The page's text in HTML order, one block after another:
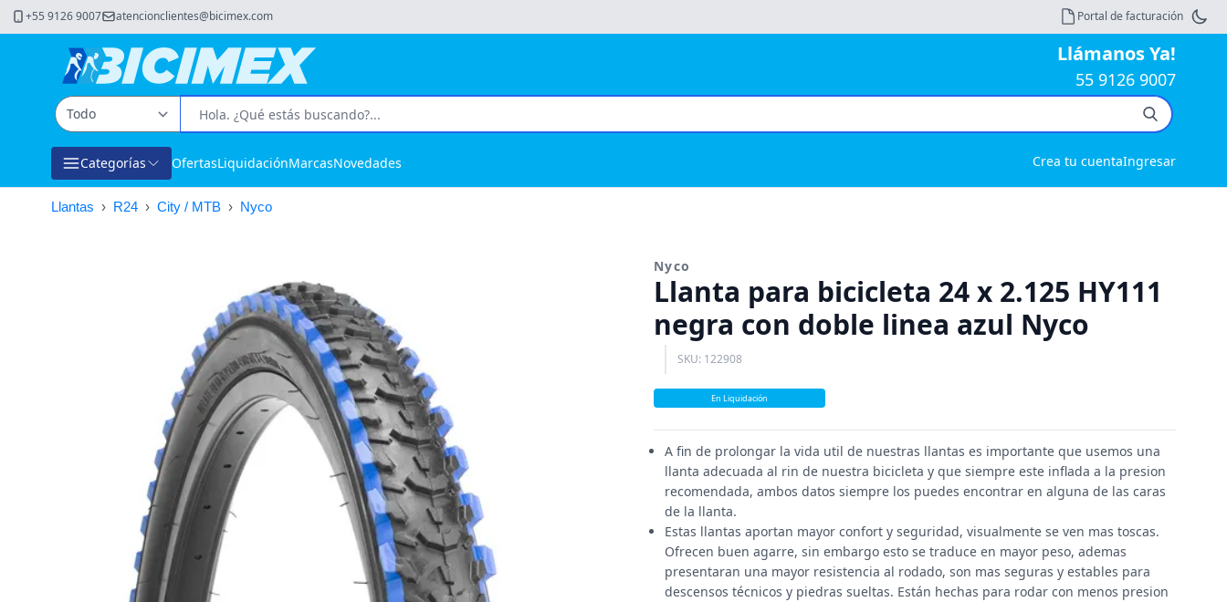
+55 9126 9007 atencionclientes@bicimex.com Portal de facturación
Llámanos Ya!
55 9126 9007
Categorías OfertasLiquidaciónMarcasNovedades Crea tu cuentaIngresar
Llantas › R24 › City / MTB › Nyco
Nyco
Llanta para bicicleta 24 x 2.125 HY111
negra con doble linea azul Nyco
SKU: 122908
En Liquidación
A fin de prolongar la vida util de nuestras llantas es importante que usemos una
llanta adecuada al rin de nuestra bicicleta y que siempre este inflada a la presion
recomendada, ambos datos siempre los puedes encontrar en alguna de las caras
de la llanta.
Estas llantas aportan mayor confort y seguridad, visualmente se ven mas toscas.
Ofrecen buen agarre, sin embargo esto se traduce en mayor peso, ademas
presentaran una mayor resistencia al rodado, son mas seguras y estables para
descensos técnicos y piedras sueltas. Están hechas para rodar con menos presion